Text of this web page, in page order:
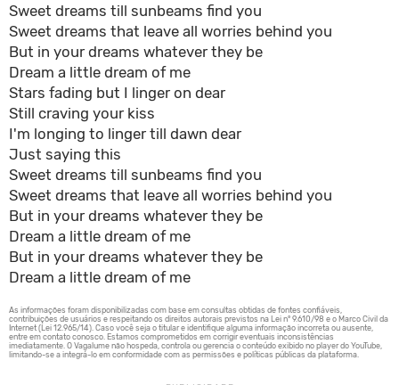
Sweet dreams till sunbeams find you
Sweet dreams that leave all worries behind you
But in your dreams whatever they be
Dream a little dream of me
Stars fading but I linger on dear
Still craving your kiss
I'm longing to linger till dawn dear
Just saying this
Sweet dreams till sunbeams find you
Sweet dreams that leave all worries behind you
But in your dreams whatever they be
Dream a little dream of me
But in your dreams whatever they be
Dream a little dream of me